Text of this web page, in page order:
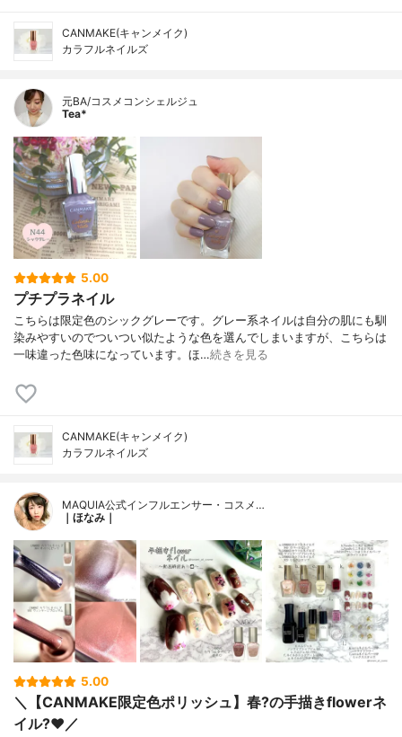
CANMAKE(キャンメイク)
カラフルネイルズ
元BA/コスメコンシェルジュ
Tea*
5.00
プチプラネイル
こちらは限定色のシックグレーです。グレー系ネイルは自分の肌にも馴
染みやすいのでついつい似たような色を選んでしまいますが、こちらは
一味違った色味になっています。ほ…続きを見る
CANMAKE(キャンメイク)
カラフルネイルズ
MAQUIA公式インフルエンサー・コスメ…
｜ほなみ｜
5.00
＼【CANMAKE限定色ポリッシュ】春?の手描きflowerネ
イル?❤️／